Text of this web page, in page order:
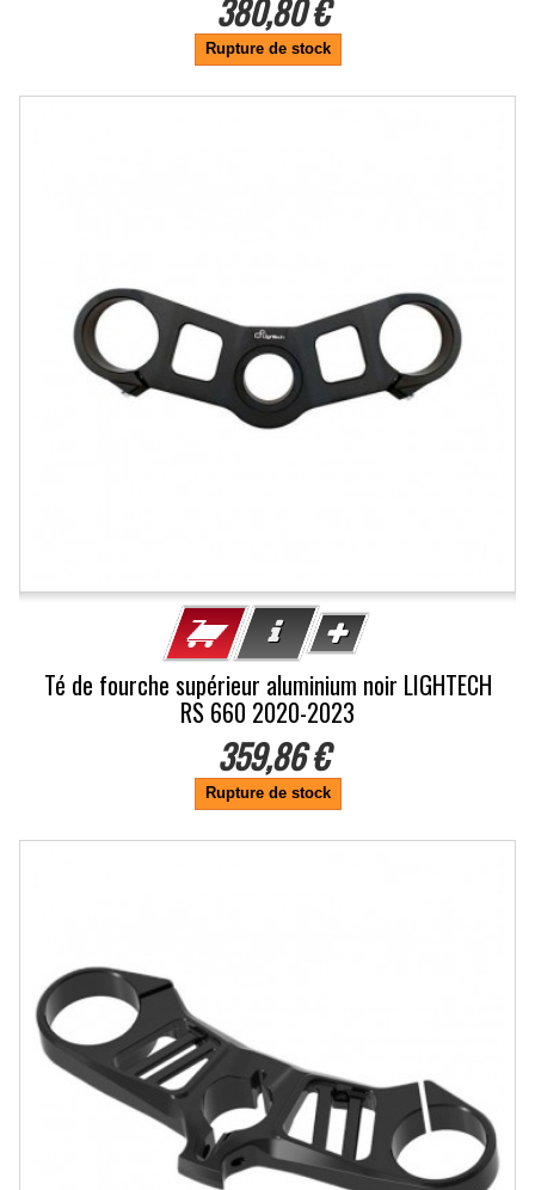
380,80 €
Rupture de stock
Té de fourche supérieur aluminium noir LIGHTECH
RS 660 2020-2023
359,86 €
Rupture de stock